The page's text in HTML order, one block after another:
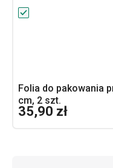
Folia do pakowania
cm, 2 szt.
35,90 zł